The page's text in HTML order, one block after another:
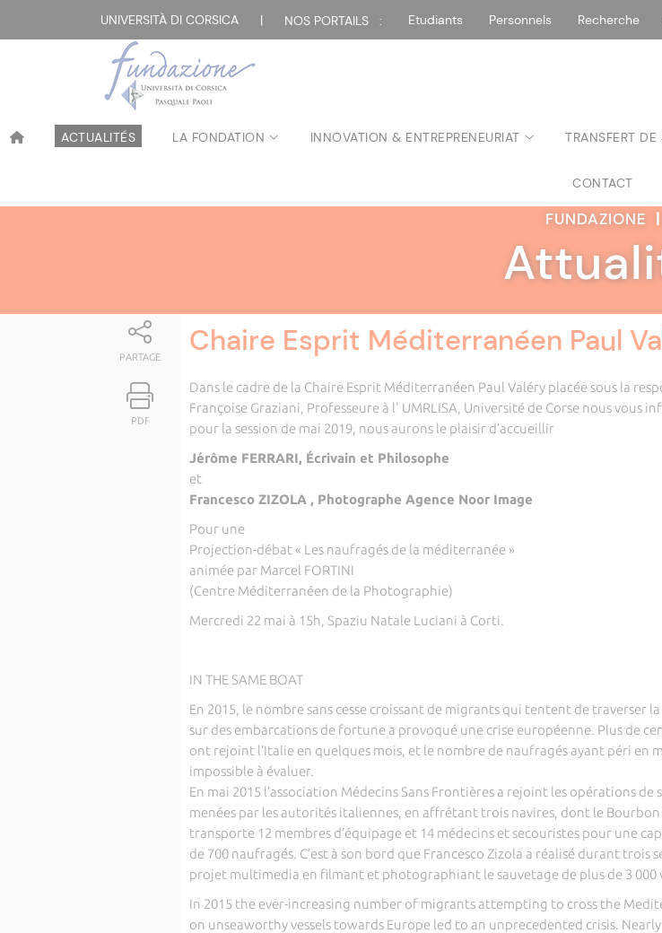
UNIVERSITÀ DI CORSICA | NOS PORTAILS : Etudiants Personnels Recherche
ACTUALITÉS LA FONDATION INNOVATION & ENTREPRENEURIAT TRANSFERT DE
CONTACT
FUNDAZIONE |
PARTAGE
PDF
Chaire Esprit Méditerranéen Paul
Dans le cadre de la Chaire Esprit Méditerranéen Paul Valéry placée sous la
Françoise Graziani, Professeure à l' UMRLISA, Université de Corse nous vous
pour la session de mai 2019, nous aurons le plaisir d’accueillir
Jérôme FERRARI, Écrivain et Philosophe
et
Francesco ZIZOLA , Photographe Agence Noor Image
Pour une
Projection-débat « Les naufragés de la méditerranée »
animée par Marcel FORTINI
(Centre Méditerranéen de la Photographie)
Mercredi 22 mai à 15h, Spaziu Natale Luciani à Corti.
IN THE SAME BOAT
En 2015, le nombre sans cesse croissant de migrants qui tentent de traverser
sur des embarcations de fortune a provoqué une crise européenne. Plus de
ont rejoint l’Italie en quelques mois, et le nombre de naufragés ayant péri en
impossible à évaluer.
En mai 2015 l’association Médecins Sans Frontières a rejoint les opérations de
menées par les autorités italiennes, en affrétant trois navires, dont le
transporte 12 membres d’équipage et 14 médecins et secouristes pour une
de 700 naufragés. C’est à son bord que Francesco Zizola a réalisé durant trois
projet multimedia en filmant et photographiant le sauvetage de plus de 3 000
In 2015 the ever-increasing number of migrants attempting to cross the
on unseaworthy vessels towards Europe led to an unprecedented crisis.